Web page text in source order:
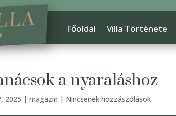
Főoldal Villa Története
a nyaraláshoz
2025 |magazin | Nincsenek hozzászólások